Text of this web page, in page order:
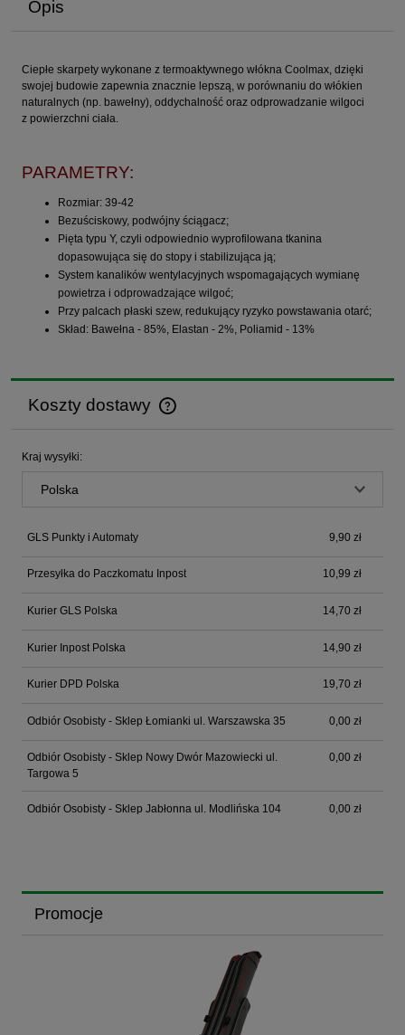
Opis
Ciepłe skarpety wykonane z termoaktywnego włókna Coolmax, dzięki
swojej budowie zapewnia znacznie lepszą, w porównaniu do włókien
naturalnych (np. bawełny), oddychalność oraz odprowadzanie wilgoci
z powierzchni ciała.
PARAMETRY:
Rozmiar: 39-42
Bezuściskowy, podwójny ściągacz;
Pięta typu Y, czyli odpowiednio wyprofilowana tkanina
dopasowująca się do stopy i stabilizująca ją;
System kanalików wentylacyjnych wspomagających wymianę
powietrza i odprowadzające wilgoć;
Przy palcach płaski szew, redukujący ryzyko powstawania otarć;
Skład: Bawełna - 85%, Elastan - 2%, Poliamid - 13%
Koszty dostawy
Cena nie zawiera ewentualnych kosztów płatności
Kraj wysyłki:
GLS Punkty i Automaty 9,90 zł
Przesyłka do Paczkomatu Inpost 10,99 zł
Kurier GLS Polska 14,70 zł
Kurier Inpost Polska 14,90 zł
Kurier DPD Polska 19,70 zł
Odbiór Osobisty - Sklep Łomianki ul. Warszawska 35 0,00 zł
Odbiór Osobisty - Sklep Nowy Dwór Mazowiecki ul.
Targowa 5
0,00 zł
Odbiór Osobisty - Sklep Jabłonna ul. Modlińska 104 0,00 zł
Promocje